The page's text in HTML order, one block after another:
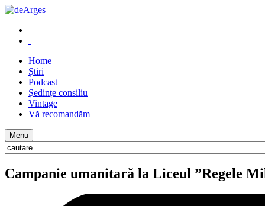
Home
Știri
Podcast
Ședințe consiliu
Vintage
Vă recomandăm
Menu
Campanie umanitară la Liceul ”Regele